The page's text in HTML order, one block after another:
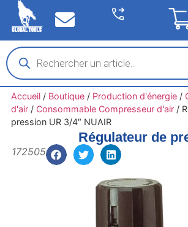
Accueil/ Boutique/ Production d'énergie/
d'air/ Consommable Compresseur d'air/
pression UR 3/4″ NUAIR
Régulateur de
172505